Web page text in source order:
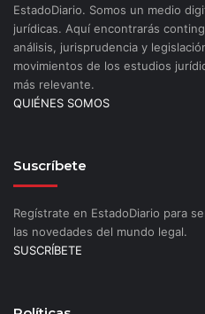
EstadoDiario. Somos un medio
jurídicas. Aquí encontrarás
análisis, jurisprudencia y
movimientos de los estudios
más relevante.
QUIÉNES SOMOS
Suscríbete
Regístrate en EstadoDiario para
las novedades del mundo legal.
SUSCRÍBETE